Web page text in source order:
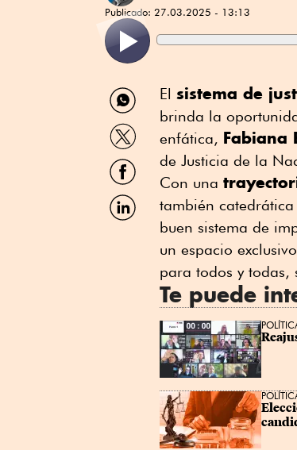
Publicado: 27.03.2025 - 13:13
Compartir
por
WhatsApp
Compartir
por
Twitter
Compartir
por
Facebook
Compartir
por
El sistema de
brinda la
enfática, Fabiana
de Justicia de la
Con una
también
buen sistema de
un espacio
para todos y todas,
Te puede